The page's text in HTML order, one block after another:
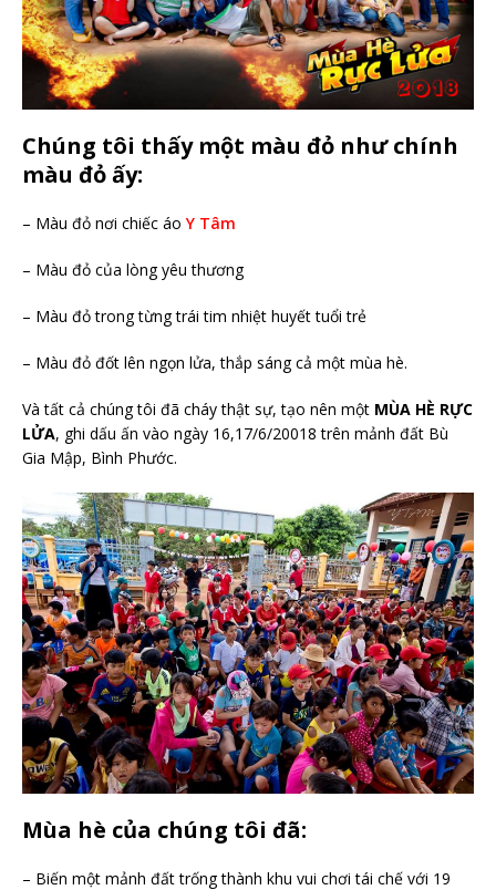
Chúng tôi thấy một màu đỏ như chính
màu đỏ ấy:
– Màu đỏ nơi chiếc áoY Tâm
– Màu đỏ của lòng yêu thương
– Màu đỏ trong từng trái tim nhiệt huyết tuổi trẻ
– Màu đỏ đốt lên ngọn lửa, thắp sáng cả một mùa hè.
Và tất cả chúng tôi đã cháy thật sự, tạo nên một MÙA HÈ RỰC
LỬA, ghi dấu ấn vào ngày 16,17/6/20018 trên mảnh đất Bù
Gia Mập, Bình Phước.
Mùa hè của chúng tôi đã:
– Biến một mảnh đất trống thành khu vui chơi tái chế với 19